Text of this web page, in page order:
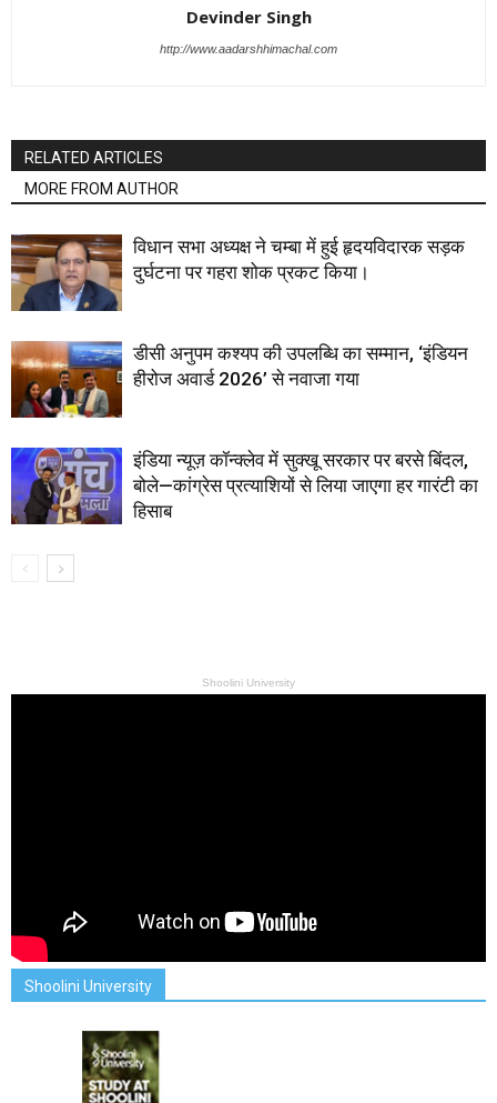
Devinder Singh
http://www.aadarshhimachal.com
RELATED ARTICLES
MORE FROM AUTHOR
विधान सभा अध्यक्ष ने चम्बा में हुई हृदयविदारक सड़क
दुर्घटना पर गहरा शोक प्रकट किया।
डीसी अनुपम कश्यप की उपलब्धि का सम्मान, ‘इंडियन
हीरोज अवार्ड 2026’ से नवाजा गया
इंडिया न्यूज़ कॉन्क्लेव में सुक्खू सरकार पर बरसे बिंदल,
बोले—कांग्रेस प्रत्याशियों से लिया जाएगा हर गारंटी का
हिसाब
Shoolini University
Shoolini University